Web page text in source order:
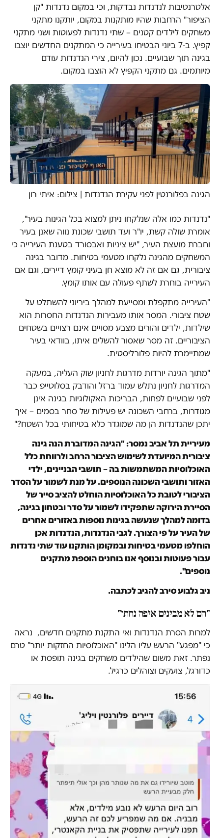
אלטרנטיבות לנדנדות נבדקות, וכי במקום נדנדות "קן
הציפור" הרחבות שהיו מותקנות במקום, יותקנו מתקני
משחקים לילדים קטנים – שתי נדנדות לפעוטות ושני מתקני
קפיץ. ב-7 ביוני הבטיחו בעירייה כי המתקנים החדשים יוצבו
בגינה תוך שבועיים. נכון להיום, צירי הנדנדות עודם
מיותמים. גם מתקני הקפיץ לא הוצבו במקום.
הגינה בפלורנטין לפני עקירת הנדנדות | צילום: איתי רון
"נדנדות כמו אלה שנלקחו ניתן למצוא בכל הגינות בעיר",
אומרת שולה קשת, יו"ר ועד תושבי שכונת נווה שאנן בעיר
וחברת מועצת העיר, "יש ציניות ואבסורד בטענת העירייה כי
המשחקים מהגינה נלקחו מטעמי בטיחות. מדובר בגינה
ציבורית, גם אם זה לא מוצא חן בעיני קומץ דיירים, וגם אם
העירייה בוחרת לשתף פעולה עם אותו קומץ.
"העירייה מתקפלת ומסייעת למהלך ביריוני להשתלט על
שטח ציבורי. המסר אותו מעבירות הנדנדות החסרות הוא
שילדות, ילדים והורים מצבע מסויים אינם רצויים בשטחים
הציבוריים. זה מסר שאסור להשלים איתו, בוודאי בעיר
שמתיימרת להיות פלורליסטית.
"מתוך הגינה יורדות מדרגות לחניון שוק העליה, במעקה
המדרגות לחניון נתלש עמוד ברזל והודבק בסלוטייפ כבר
לפני שבועיים לפחות, הבריכות האקולוגיות בגינה אינן
מגודרות, ברחבי השכונה יש פעילות של סחר בסמים – איך
יתכן שהנדנדות הן מה שמוגדר כלא בטיחותי בכל השטח?"
מעיריית תל אביב נמסר: "הגינה המדוברת הנה גינה
ציבורית המיועדת לשימוש הציבור הרחב ולרווחת כלל
האוכלוסיות המשתמשות בה – תושבי הבניינים, ילדי
האזור ותושבי השכונה הנוספים. על מנת לשמור על הסדר
הציבורי לטובת כל האוכלוסיות הוחלט להציב סייר של
הסיירת הירוקה שתפקידו לשמור על סדר ובטחון בגינה,
בדומה למהלך שנעשה בגינות נוספות באזורים אחרים
של העיר על פי הצורך. לגבי הנדנדות, הנדנדות אכן
הוחלפו מטעמי בטיחות ובמקומן הותקנו עוד שתי נדנדות
עבור פעוטות ובנוסף אנו בוחנים הוספת מתקנים
נוספים".
ניב גלבוע סירב להגיב לכתבה.
"הם לא מבינים איפה נחתו"
למרות הסרת הנדנדות ואי התקנת מתקנים חדשים, נראה
כי "מפגע" הרעש עליו הלינו "האוכלוסיות החזקות יותר" טרם
נפתר. זאת משום שהילדים משחקים בגינה תופסת או
כדורגל, צועקים וצוהלים כרגיל.